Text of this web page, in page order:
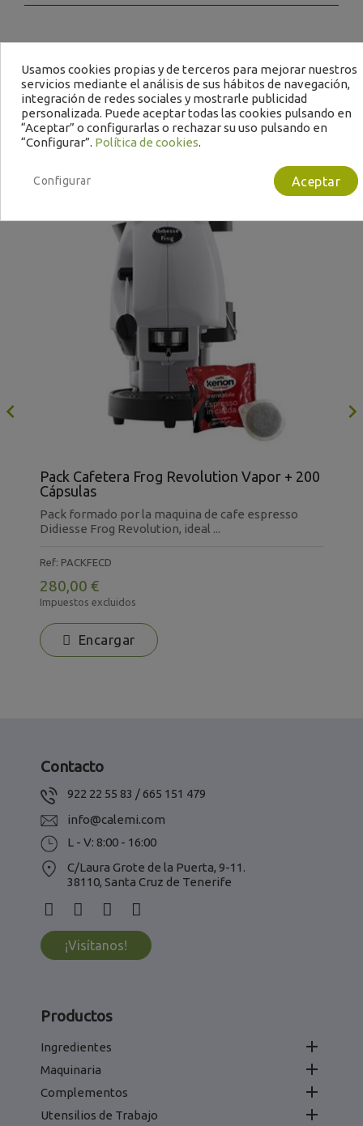
Te puede interesar
Pack Cafetera Frog Revolution Vapor + 200
Cápsulas
Pack formado por la maquina de cafe espresso
Didiesse Frog Revolution, ideal ...
Ref: PACKFECD
280,00 €
Impuestos excluidos
Encargar
Bajo Pedido
Contacto
922 22 55 83 / 665 151 479
info@calemi.com
L - V: 8:00 - 16:00
C/Laura Grote de la Puerta, 9-11.
38110, Santa Cruz de Tenerife
¡Visítanos!
Productos
Ingredientes 
Maquinaria 
Complementos 
Utensilios de Trabajo 
Usamos cookies propias y de terceros para mejorar nuestros
servicios mediante el análisis de sus hábitos de navegación,
integración de redes sociales y mostrarle publicidad
personalizada. Puede aceptar todas las cookies pulsando en
“Aceptar” o configurarlas o rechazar su uso pulsando en
“Configurar”. Política de cookies.
Aceptar
Configurar